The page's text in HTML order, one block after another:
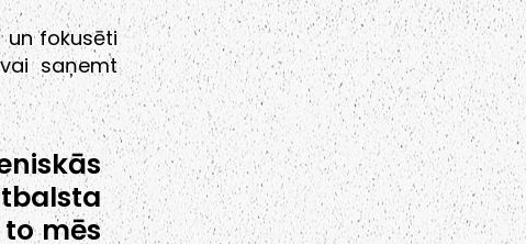
un fokusēti
saņemt
mēs